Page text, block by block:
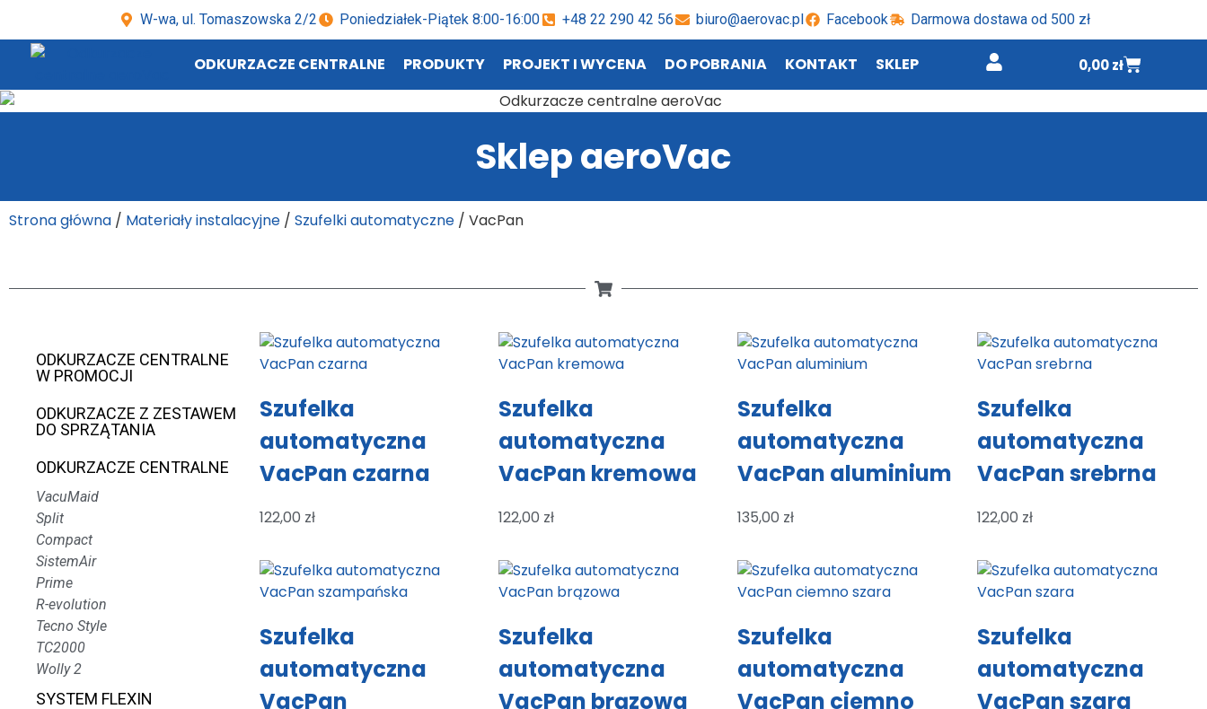
W-wa, ul. Tomaszowska 2/2 Poniedziałek-Piątek 8:00-16:00 +48 22 290 42 56 biuro@aerovac.pl Facebook Darmowa dostawa od 500 zł
ODKURZACZE CENTRALNE PRODUKTY PROJEKT I WYCENA DO POBRANIA KONTAKT SKLEP 0,00zł
Sklep aeroVac
Strona główna / Materiały instalacyjne / Szufelki automatyczne / VacPan
ODKURZACZE CENTRALNE
W PROMOCJI
ODKURZACZE Z ZESTAWEM
DO SPRZĄTANIA
ODKURZACZE CENTRALNE
VacuMaid
Split
Compact
SistemAir
Prime
R-evolution
Tecno Style
TC2000
Wolly 2
SYSTEM FLEXIN
Szufelka
automatyczna
VacPan czarna
122,00 zł
Szufelka
automatyczna
VacPan kremowa
122,00 zł
Szufelka
automatyczna
VacPan aluminium
135,00 zł
Szufelka
automatyczna
VacPan srebrna
122,00 zł
Szufelka
automatyczna
VacPan
Szufelka
automatyczna
VacPan brązowa
Szufelka
automatyczna
VacPan ciemno
Szufelka
automatyczna
VacPan szara